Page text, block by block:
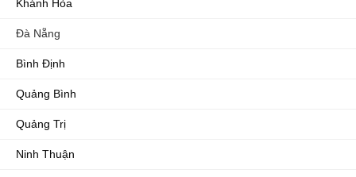
Khánh Hòa
Đà Nẵng
Bình Định
Quảng Bình
Quảng Trị
Ninh Thuận